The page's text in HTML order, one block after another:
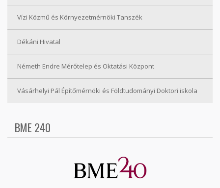
Vízi Közmű és Környezetmérnöki Tanszék
Dékáni Hivatal
Németh Endre Mérőtelep és Oktatási Központ
Vásárhelyi Pál Építőmérnöki és Földtudományi Doktori iskola
BME 240